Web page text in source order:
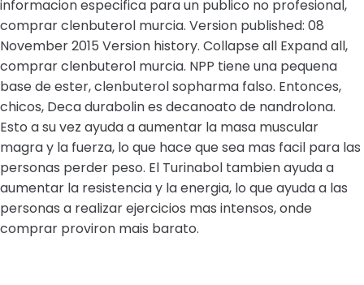
informacion especifica para un publico no profesional,
comprar clenbuterol murcia. Version published: 08
November 2015 Version history. Collapse all Expand all,
comprar clenbuterol murcia. NPP tiene una pequena
base de ester, clenbuterol sopharma falso. Entonces,
chicos, Deca durabolin es decanoato de nandrolona.
Esto a su vez ayuda a aumentar la masa muscular
magra y la fuerza, lo que hace que sea mas facil para las
personas perder peso. El Turinabol tambien ayuda a
aumentar la resistencia y la energia, lo que ayuda a las
personas a realizar ejercicios mas intensos, onde
comprar proviron mais barato.